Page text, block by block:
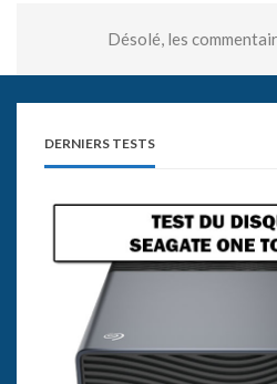
Désolé, les
DERNIERS TESTS